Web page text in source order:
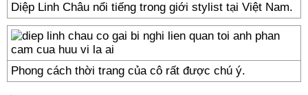
Diệp Linh Châu nổi tiếng trong giới stylist tại Việt Nam.
Phong cách thời trang của cô rất được chú ý.